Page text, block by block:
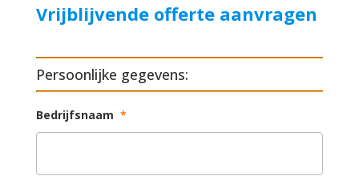
Vrijblijvende offerte aanvragen
Persoonlijke gegevens:
Bedrijfsnaam *